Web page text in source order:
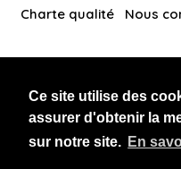
Ce site utilise des
assurer d'obtenir la
sur notre site. En
Charte qualité Nous